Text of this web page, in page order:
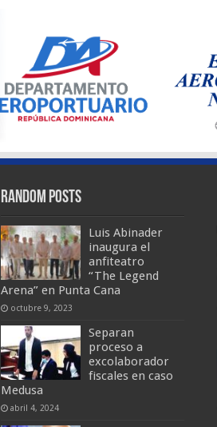
Random Posts
Luis Abinader
inaugura el
anfiteatro
“The Legend
Arena” en Punta Cana
octubre 9, 2023
Separan
proceso a
excolaborador
fiscales en caso
Medusa
abril 4, 2024